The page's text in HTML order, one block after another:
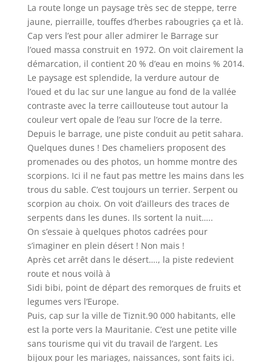
La route longe un paysage très sec de steppe, terre
jaune, pierraille, touffes d’herbes rabougries ça et là.
Cap vers l’est pour aller admirer le Barrage sur
l’oued massa construit en 1972. On voit clairement la
démarcation, il contient 20 % d’eau en moins % 2014.
Le paysage est splendide, la verdure autour de
l’oued et du lac sur une langue au fond de la vallée
contraste avec la terre caillouteuse tout autour la
couleur vert opale de l’eau sur l’ocre de la terre.
Depuis le barrage, une piste conduit au petit sahara.
Quelques dunes ! Des chameliers proposent des
promenades ou des photos, un homme montre des
scorpions. Ici il ne faut pas mettre les mains dans les
trous du sable. C’est toujours un terrier. Serpent ou
scorpion au choix. On voit d’ailleurs des traces de
serpents dans les dunes. Ils sortent la nuit…..
On s’essaie à quelques photos cadrées pour
s’imaginer en plein désert ! Non mais !
Après cet arrêt dans le désert…., la piste redevient
route et nous voilà à
Sidi bibi, point de départ des remorques de fruits et
legumes vers l’Europe.
Puis, cap sur la ville de Tiznit.90 000 habitants, elle
est la porte vers la Mauritanie. C’est une petite ville
sans tourisme qui vit du travail de l’argent. Les
bijoux pour les mariages, naissances, sont faits ici.